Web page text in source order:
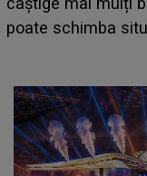
așteptate